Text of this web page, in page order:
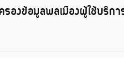
งข้อมูลพลเมืองผู้ใช้บริกา